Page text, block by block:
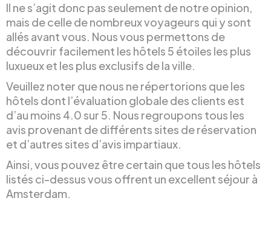
Il ne s’agit donc pas seulement de notre opinion,
mais de celle de nombreux voyageurs qui y sont
allés avant vous. Nous vous permettons de
découvrir facilement les hôtels 5 étoiles les plus
luxueux et les plus exclusifs de la ville.
Veuillez noter que nous ne répertorions que les
hôtels dont l’évaluation globale des clients est
d’au moins 4.0 sur 5. Nous regroupons tous les
avis provenant de différents sites de réservation
et d’autres sites d’avis impartiaux.
Ainsi, vous pouvez être certain que tous les hôtels
listés ci-dessus vous offrent un excellent séjour à
Amsterdam.